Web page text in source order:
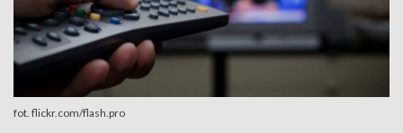
fot. flickr.com/flash.pro